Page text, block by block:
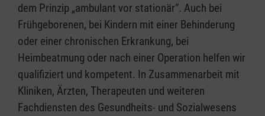
dem Prinzip „ambulant vor stationär“. Auch bei
Frühgeborenen, bei Kindern mit einer Behinderung
oder einer chronischen Erkrankung, bei
Heimbeatmung oder nach einer Operation helfen wir
qualifiziert und kompetent. In Zusammenarbeit mit
Kliniken, Ärzten, Therapeuten und weiteren
Fachdiensten des Gesundheits- und Sozialwesens